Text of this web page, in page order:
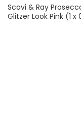
Scavi & Ray
Glitzer Look Pink (1 x